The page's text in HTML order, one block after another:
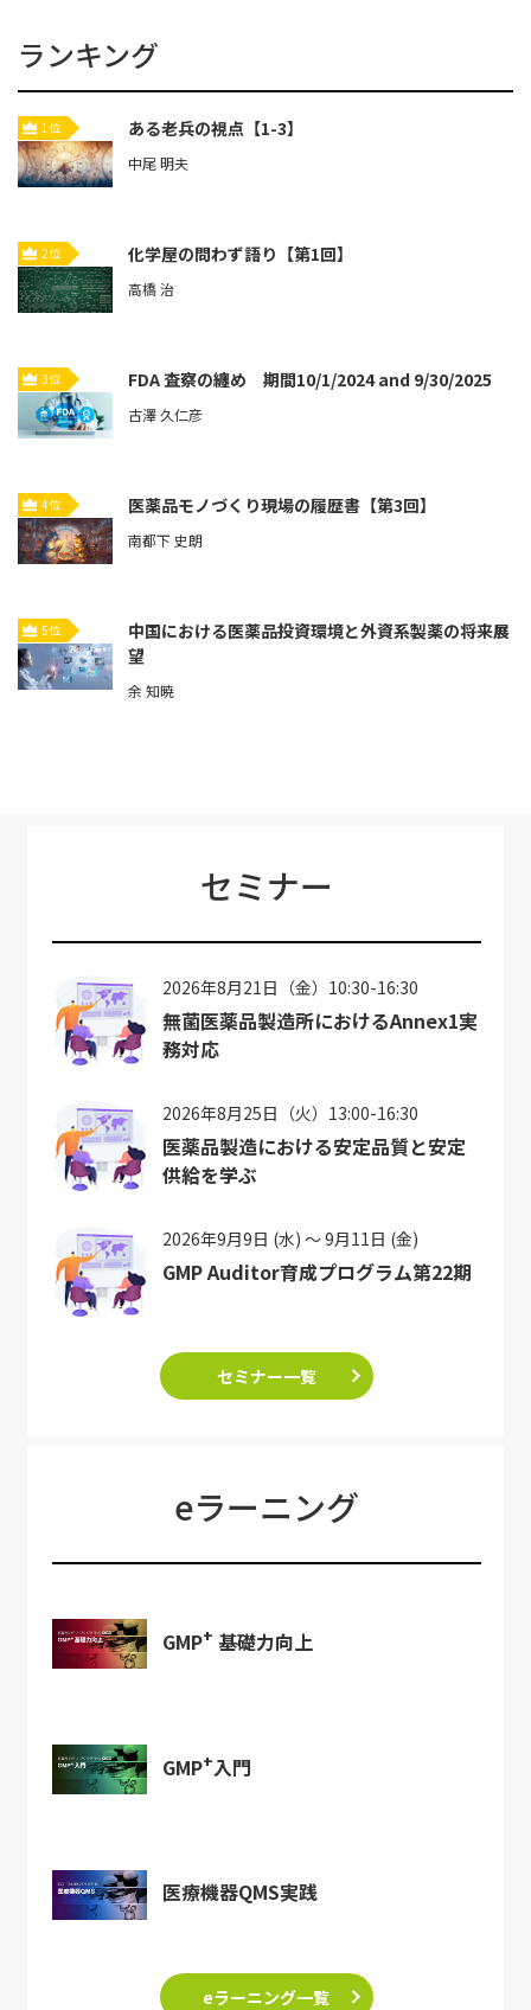
ランキング
1位 ある老兵の視点【1-3】
中尾 明夫
2位 化学屋の問わず語り【第1回】
高橋 治
3位 FDA 査察の纏め 期間10/1/2024 and 9/30/2025
古澤 久仁彦
4位 医薬品モノづくり現場の履歴書【第3回】
南都下 史朗
5位
中国における医薬品投資環境と外資系製薬の将来展
望
余 知暁
セミナー
2026年8月21日（金）10:30-16:30
無菌医薬品製造所におけるAnnex1実
務対応
2026年8月25日（火）13:00-16:30
医薬品製造における安定品質と安定
供給を学ぶ
2026年9月9日 (水) ～ 9月11日 (金)
GMP Auditor育成プログラム第22期
セミナー一覧
eラーニング
GMP+ 基礎力向上
GMP+入門
医療機器QMS実践
eラーニング一覧